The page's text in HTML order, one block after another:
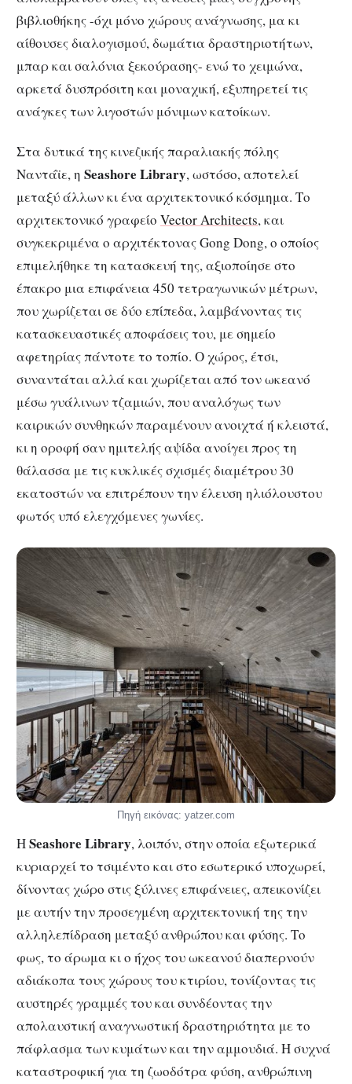
βιβλιοθήκης -όχι μόνο χώρους ανάγνωσης, μα κι
αίθουσες διαλογισμού, δωμάτια δραστηριοτήτων,
μπαρ και σαλόνια ξεκούρασης- ενώ το χειμώνα,
αρκετά δυσπρόσιτη και μοναχική, εξυπηρετεί τις
ανάγκες των λιγοστών μόνιμων κατοίκων.
Στα δυτικά της κινεζικής παραλιακής πόλης
Ναντάϊε, η Seashore Library, ωστόσο, αποτελεί
μεταξύ άλλων κι ένα αρχιτεκτονικό κόσμημα. Το
αρχιτεκτονικό γραφείο Vector Architects, και
συγκεκριμένα ο αρχιτέκτονας Gong Dong, ο οποίος
επιμελήθηκε τη κατασκευή της, αξιοποίησε στο
έπακρο μια επιφάνεια 450 τετραγωνικών μέτρων,
που χωρίζεται σε δύο επίπεδα, λαμβάνοντας τις
κατασκευαστικές αποφάσεις του, με σημείο
αφετηρίας πάντοτε το τοπίο. Ο χώρος, έτσι,
συναντάται αλλά και χωρίζεται από τον ωκεανό
μέσω γυάλινων τζαμιών, που αναλόγως των
καιρικών συνθηκών παραμένουν ανοιχτά ή κλειστά,
κι η οροφή σαν ημιτελής αψίδα ανοίγει προς τη
θάλασσα με τις κυκλικές σχισμές διαμέτρου 30
εκατοστών να επιτρέπουν την έλευση ηλιόλουστου
φωτός υπό ελεγχόμενες γωνίες.
Πηγή εικόνας: yatzer.com
ΗSeashore Library, λοιπόν, στην οποία εξωτερικά
κυριαρχεί το τσιμέντο και στο εσωτερικό υποχωρεί,
δίνοντας χώρο στις ξύλινες επιφάνειες, απεικονίζει
με αυτήν την προσεγμένη αρχιτεκτονική της την
αλληλεπίδραση μεταξύ ανθρώπου και φύσης. Το
φως, το άρωμα κι ο ήχος του ωκεανού διαπερνούν
αδιάκοπα τους χώρους του κτιρίου, τονίζοντας τις
αυστηρές γραμμές του και συνδέοντας την
απολαυστική αναγνωστική δραστηριότητα με το
πάφλασμα των κυμάτων και την αμμουδιά. Η συχνά
καταστροφική για τη ζωοδότρα φύση, ανθρώπινη